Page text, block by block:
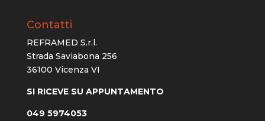
Contatti
REFRAMED S.r.l.
Strada Saviabona 256
36100 Vicenza VI
SI RICEVE SU APPUNTAMENTO
049 5974053